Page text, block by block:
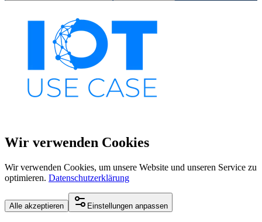
Wir verwenden Cookies
Wir verwenden Cookies, um unsere Website und unseren Service zu
optimieren. Datenschutzerklärung
Alle akzeptieren Einstellungen anpassen